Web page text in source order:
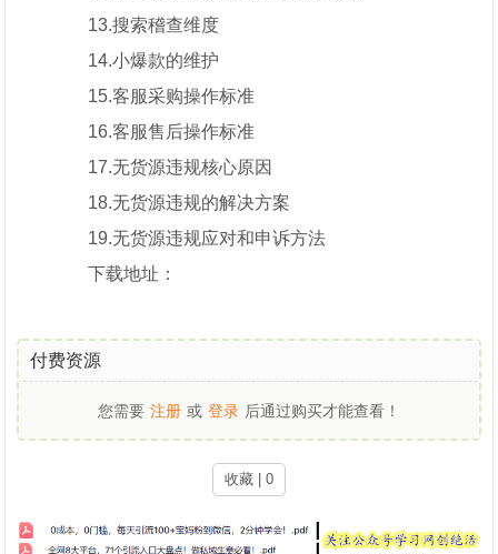
13.搜索稽查维度
14.小爆款的维护
15.客服采购操作标准
16.客服售后操作标准
17.无货源违规核心原因
18.无货源违规的解决方案
19.无货源违规应对和申诉方法
下载地址：
付费资源
您需要 注册 或 登录 后通过购买才能查看！
收藏 | 0